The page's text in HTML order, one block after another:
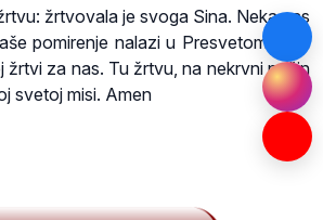
žrtvovala je svoga Sina. Neka nas
pomirenje nalazi u Presvetom Srcu
žrtvi za nas. Tu žrtvu, na nekrvni način
svetoj misi. Amen